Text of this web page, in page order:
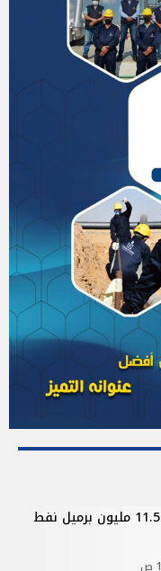
مصر تتفق على استيراد 11.5 مليون برميل نفط